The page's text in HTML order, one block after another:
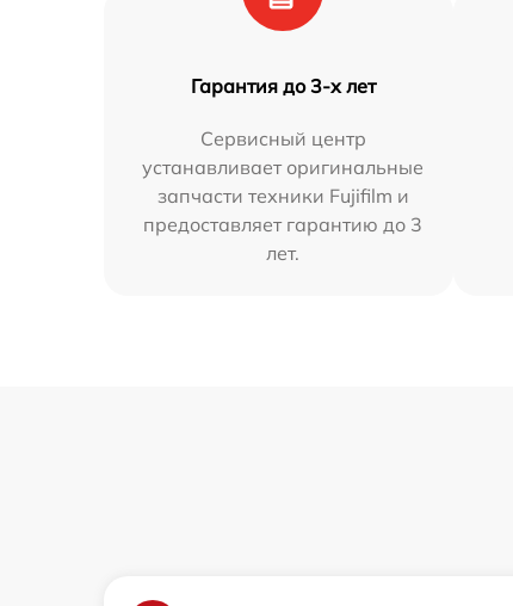
Гарантия до 3-х лет
Сервисный центр
устанавливает оригинальные
запчасти техники Fujifilm и
предоставляет гарантию до 3
лет.